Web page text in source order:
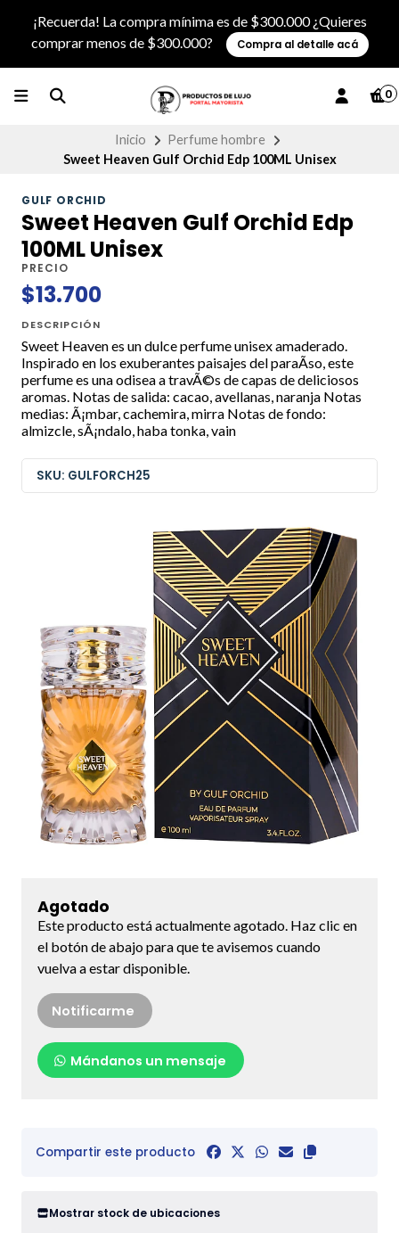
¡Recuerda! La compra mínima es de $300.000 ¿Quieres
comprar menos de $300.000?
Compra al detalle acá
0
Inicio
Perfume hombre
Sweet Heaven Gulf Orchid Edp 100ML Unisex
GULF ORCHID
Sweet Heaven Gulf Orchid Edp
100ML Unisex
PRECIO
$13.700
DESCRIPCIÓN
Sweet Heaven es un dulce perfume unisex amaderado.
Inspirado en los exuberantes paisajes del paraÃ­so, este
perfume es una odisea a travÃ©s de capas de deliciosos
aromas. Notas de salida: cacao, avellanas, naranja Notas
medias: Ã¡mbar, cachemira, mirra Notas de fondo:
almizcle, sÃ¡ndalo, haba tonka, vain
SKU: GULFORCH25
Agotado
Este producto está actualmente agotado. Haz clic en
el botón de abajo para que te avisemos cuando
vuelva a estar disponible.
Notificarme
Mándanos un mensaje
Compartir este producto
Mostrar stock de ubicaciones